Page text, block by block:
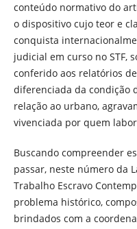
conteúdo normativo do
o dispositivo cujo teor e
conquista
judicial em curso no STF,
conferido aos relatórios
diferenciada da condição
relação ao urbano,
vivenciada por quem
Buscando compreender
passar, neste número da
Trabalho Escravo
problema histórico,
brindados com a